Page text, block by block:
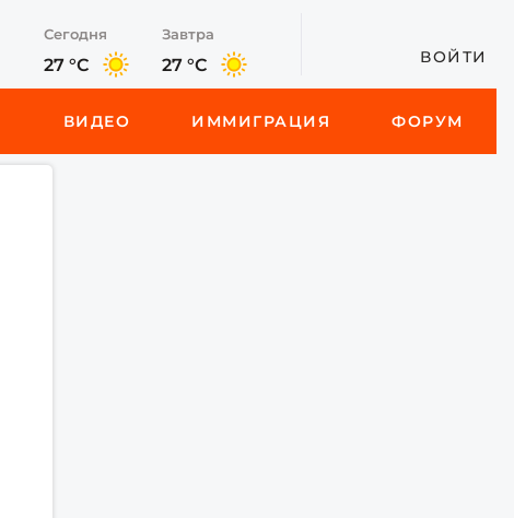
Сегодня
27 °C
Завтра
27 °C ВОЙТИ
ВИДЕО ИММИГРАЦИЯ ФОРУМ